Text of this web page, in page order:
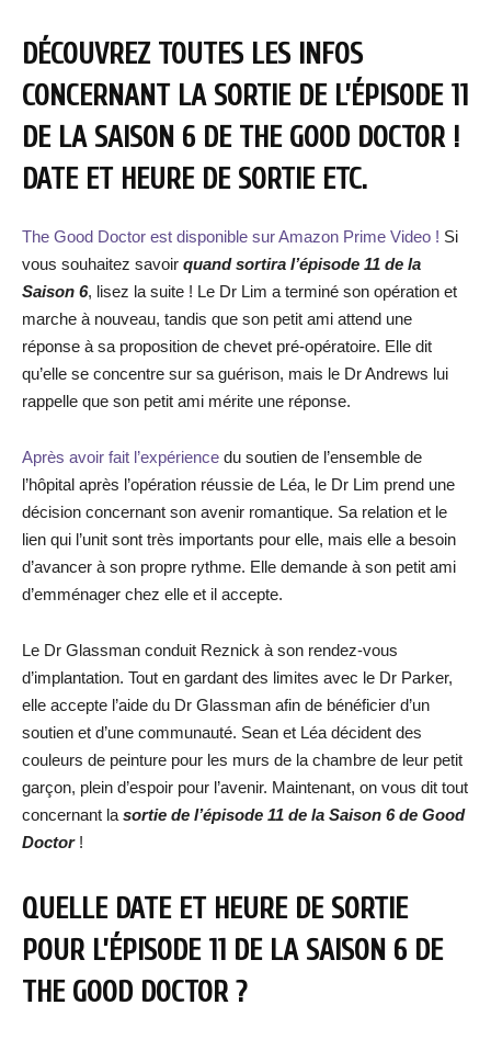
DÉCOUVREZ TOUTES LES INFOS
CONCERNANT LA SORTIE DE L’ÉPISODE 11
DE LA SAISON 6 DE THE GOOD DOCTOR !
DATE ET HEURE DE SORTIE ETC.
The Good Doctor est disponible sur Amazon Prime Video ! Si
vous souhaitez savoir quand sortira l’épisode 11 de la
Saison 6, lisez la suite ! Le Dr Lim a terminé son opération et
marche à nouveau, tandis que son petit ami attend une
réponse à sa proposition de chevet pré-opératoire. Elle dit
qu’elle se concentre sur sa guérison, mais le Dr Andrews lui
rappelle que son petit ami mérite une réponse.
Après avoir fait l’expérience du soutien de l’ensemble de
l’hôpital après l’opération réussie de Léa, le Dr Lim prend une
décision concernant son avenir romantique. Sa relation et le
lien qui l’unit sont très importants pour elle, mais elle a besoin
d’avancer à son propre rythme. Elle demande à son petit ami
d’emménager chez elle et il accepte.
Le Dr Glassman conduit Reznick à son rendez-vous
d’implantation. Tout en gardant des limites avec le Dr Parker,
elle accepte l’aide du Dr Glassman afin de bénéficier d’un
soutien et d’une communauté. Sean et Léa décident des
couleurs de peinture pour les murs de la chambre de leur petit
garçon, plein d’espoir pour l’avenir. Maintenant, on vous dit tout
concernant la sortie de l’épisode 11 de la Saison 6 de Good
Doctor!
QUELLE DATE ET HEURE DE SORTIE
POUR L’ÉPISODE 11 DE LA SAISON 6 DE
THE GOOD DOCTOR ?